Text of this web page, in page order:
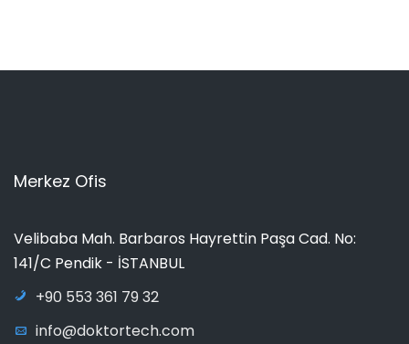
Merkez Ofis
Velibaba Mah. Barbaros Hayrettin Paşa Cad. No:
141/C Pendik - İSTANBUL
+90 553 361 79 32
info@doktortech.com